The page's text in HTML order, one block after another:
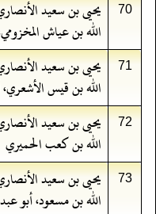
70 يحيى بن سعيد
الله بن عياش
71 يحيى بن سعيد
الله بن قيس
72 يحيى بن سعيد
الله بن كعب الحميري
73 يحيى بن سعيد
الله بن مسعود، أبو